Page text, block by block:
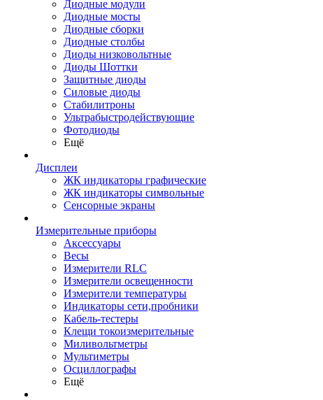
Диодные модули
Диодные мосты
Диодные сборки
Диодные столбы
Диоды низковольтные
Диоды Шоттки
Защитные диоды
Силовые диоды
Стабилитроны
Ультрабыстродействующие
Фотодиоды
Ещё
Дисплеи
ЖК индикаторы графические
ЖК индикаторы символьные
Сенсорные экраны
Измерительные приборы
Аксессуары
Весы
Измерители RLC
Измерители освещенности
Измерители температуры
Индикаторы сети,пробники
Кабель-тестеры
Клещи токоизмерительные
Миливольтметры
Мультиметры
Осциллографы
Ещё